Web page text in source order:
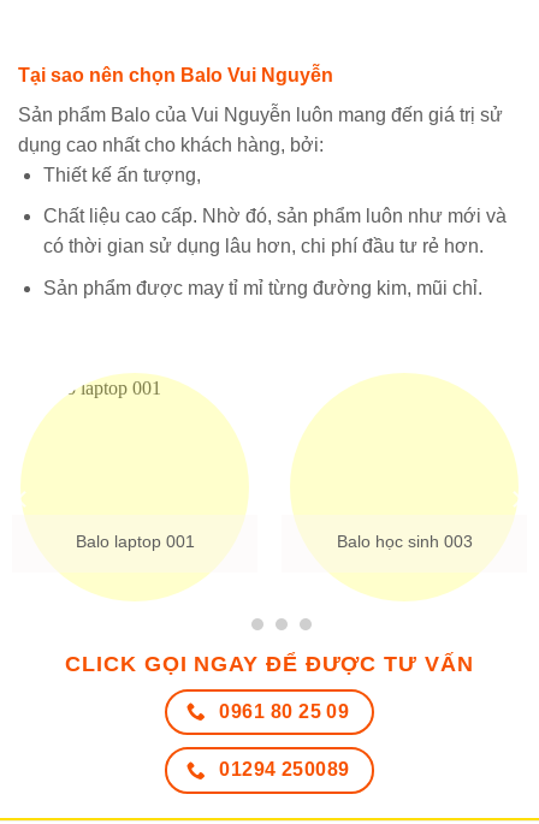
Tại sao nên chọn Balo Vui Nguyễn
Sản phẩm Balo của Vui Nguyễn luôn mang đến giá trị sử
dụng cao nhất cho khách hàng, bởi:
Thiết kế ấn tượng,
Chất liệu cao cấp. Nhờ đó, sản phẩm luôn như mới và
có thời gian sử dụng lâu hơn, chi phí đầu tư rẻ hơn.
Sản phẩm được may tỉ mỉ từng đường kim, mũi chỉ.
Balo laptop 002 Balo laptop 005
CLICK GỌI NGAY ĐỂ ĐƯỢC TƯ VẤN
0961 80 25 09
01294 250089